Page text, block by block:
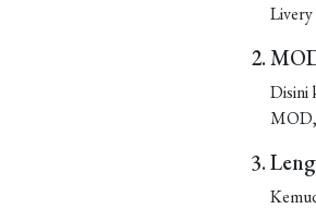
Livery
Disini
MOD,